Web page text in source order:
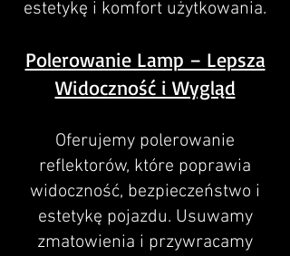
estetykę i komfort użytkowania.
Polerowanie Lamp – Lepsza
Widoczność i Wygląd
Oferujemy polerowanie
reflektorów, które poprawia
widoczność, bezpieczeństwo i
estetykę pojazdu. Usuwamy
zmatowienia i przywracamy